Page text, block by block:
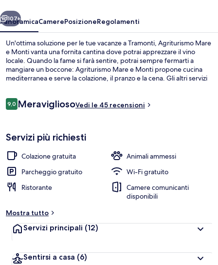
Avanti
107+
PanoramicaCamerePosizioneRegolamenti
Un'ottima soluzione per le tue vacanze a Tramonti, Agriturismo Mare
e Monti vanta una fornita cantina dove potrai apprezzare il vino
locale. Quando la fame si farà sentire, potrai sempre fermarti a
mangiare un boccone: Agriturismo Mare e Monti propone cucina
mediterranea e serve la colazione, il pranzo e la cena. Gli altri servizi
Recensioni
9,09,0 su 10
MeravigliosoVedi le 45 recensioni
Servizi più richiesti
Colazione gratuita
Animali ammessi
Parcheggio gratuito
Wi-Fi gratuito
Ristorante
Camere comunicanti
disponibili
Mostra tutto
Servizi principali (12)
Sentirsi a casa (6)